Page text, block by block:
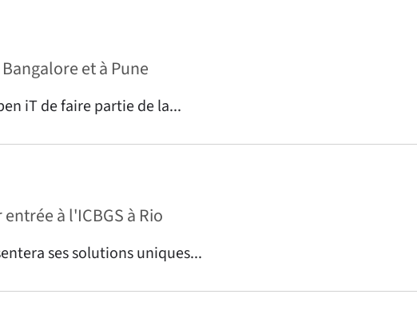
et à Pune
iT de faire partie de la...
à l'ICBGS à Rio
ses solutions uniques...